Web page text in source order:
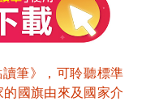
筆》，可聆聽標準
國旗由來及國家介